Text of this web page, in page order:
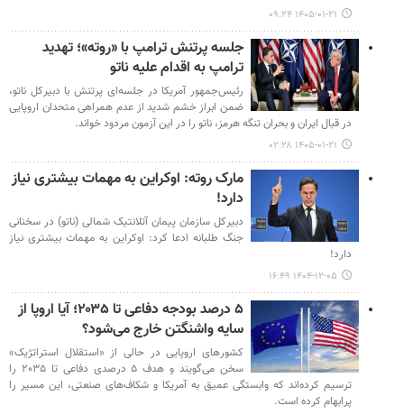
۱۴۰۵-۰۱-۲۱ ۰۹:۲۴
جلسه پرتنش ترامپ با «روته»؛ تهدید
ترامپ به اقدام علیه ناتو
رئیس‌جمهور آمریکا در جلسه‌ای پرتنش با دبیرکل ناتو،
ضمن ابراز خشم شدید از عدم همراهی متحدان اروپایی
در قبال ایران و بحران تنگه هرمز، ناتو را در این آزمون مردود خواند.
۱۴۰۵-۰۱-۲۱ ۰۲:۲۸
مارک روته: اوکراین به مهمات بیشتری نیاز
دارد!
دبیرکل سازمان پیمان آتلانتیک شمالی (ناتو) در سخنانی
جنگ طلبانه ادعا کرد: اوکراین به مهمات بیشتری نیاز
دارد!
۱۴۰۴-۱۲-۰۵ ۱۶:۴۹
۵ درصد بودجه دفاعی تا ۲۰۳۵؛ آیا اروپا از
سایه واشنگتن خارج می‌شود؟
کشورهای اروپایی در حالی از «استقلال استراتژیک»
سخن می‌گویند و هدف ۵ درصدی دفاعی تا ۲۰۳۵ را
ترسیم کرده‌اند که وابستگی عمیق به آمریکا و شکاف‌های صنعتی، این مسیر را
پرابهام کرده است.